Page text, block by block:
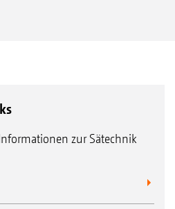
zur Sätechnik